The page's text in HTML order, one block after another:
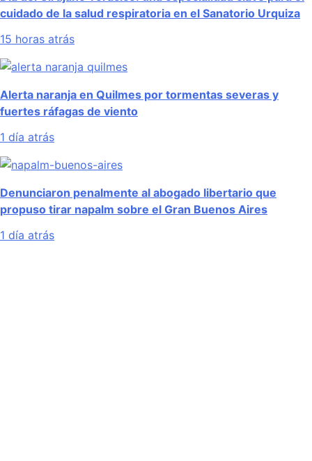
cuidado de la salud respiratoria en el Sanatorio Urquiza
15 horas atrás
Alerta naranja en Quilmes por tormentas severas y
fuertes ráfagas de viento
1 día atrás
Denunciaron penalmente al abogado libertario que
propuso tirar napalm sobre el Gran Buenos Aires
1 día atrás